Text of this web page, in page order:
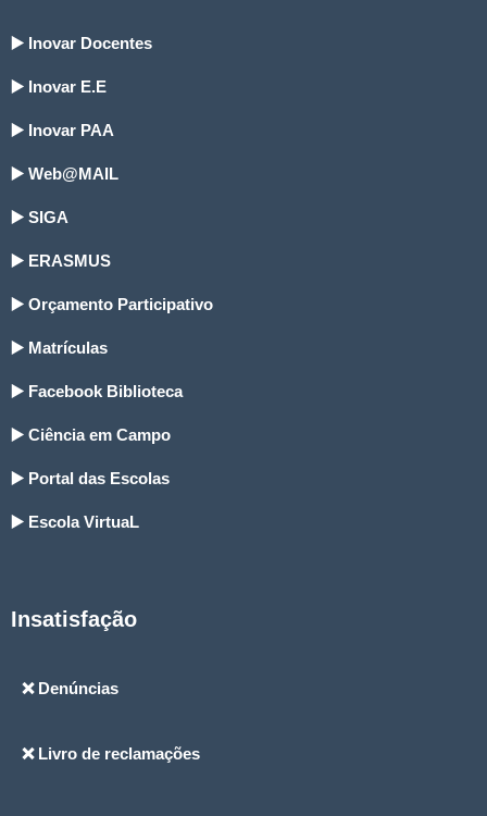
▶️ Inovar Docentes
▶️ Inovar E.E
▶️ Inovar PAA
▶️ Web@MAIL
▶️ SIGA
▶️ ERASMUS
▶️ Orçamento Participativo
▶️ Matrículas
▶️ Facebook Biblioteca
▶️ Ciência em Campo
▶️ Portal das Escolas
▶️ Escola VirtuaL
Insatisfação
❌ Denúncias
❌ Livro de reclamações